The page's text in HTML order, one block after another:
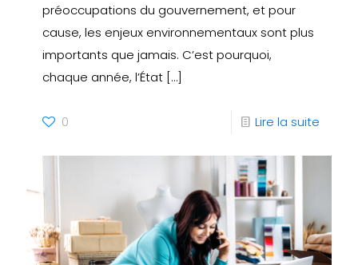
préoccupations du gouvernement, et pour
cause, les enjeux environnementaux sont plus
importants que jamais. C’est pourquoi,
chaque année, l’État […]
0 Lire la suite